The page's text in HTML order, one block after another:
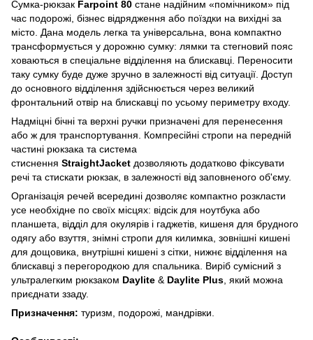
Сумка-рюкзак Farpoint 80 стане надійним «помічником» під
час подорожі, бізнес відрядження або поїздки на вихідні за
місто. Дана модель легка та універсальна, вона компактно
трансформується у дорожню сумку: лямки та стегновий пояс
ховаються в спеціальне відділення на блискавці. Переносити
таку сумку буде дуже зручно в залежності від ситуації. Доступ
до основного відділення здійснюється через великий
фронтальний отвір на блискавці по усьому периметру входу.
Надміцні бічні та верхні ручки призначені для перенесення
або ж для транспортування. Компресійні стропи на передній
частині рюкзака та система
стиснення StraightJacket дозволяють додатково фіксувати
речі та стискати рюкзак, в залежності від заповненого об'єму.
Організація речей всередині дозволяє компактно розкласти
усе необхідне по своїх місцях: відсік для ноутбука або
планшета, відділ для окулярів і гаджетів, кишеня для брудного
одягу або взуття, знімні стропи для килимка, зовнішні кишені
для дощовика, внутрішні кишені з сітки, нижнє відділення на
блискавці з перегородкою для спальника. Виріб сумісний з
ультралегким рюкзаком Daylite & Daylite Plus , який можна
приєднати ззаду.
Призначення: туризм, подорожі, мандрівки.